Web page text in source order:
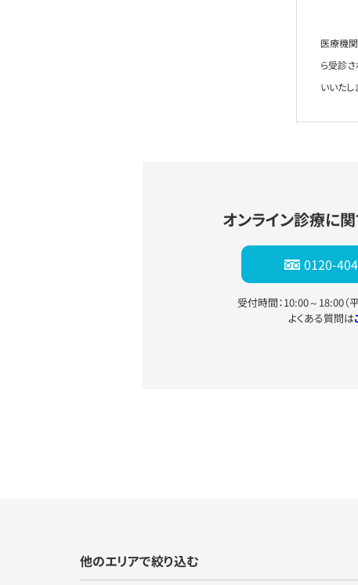
医療機
ら受診
いいたし
オンライン診療に
0120-
受付時間：10:00～18:00（
よくある質問は
他のエリアで絞り込む